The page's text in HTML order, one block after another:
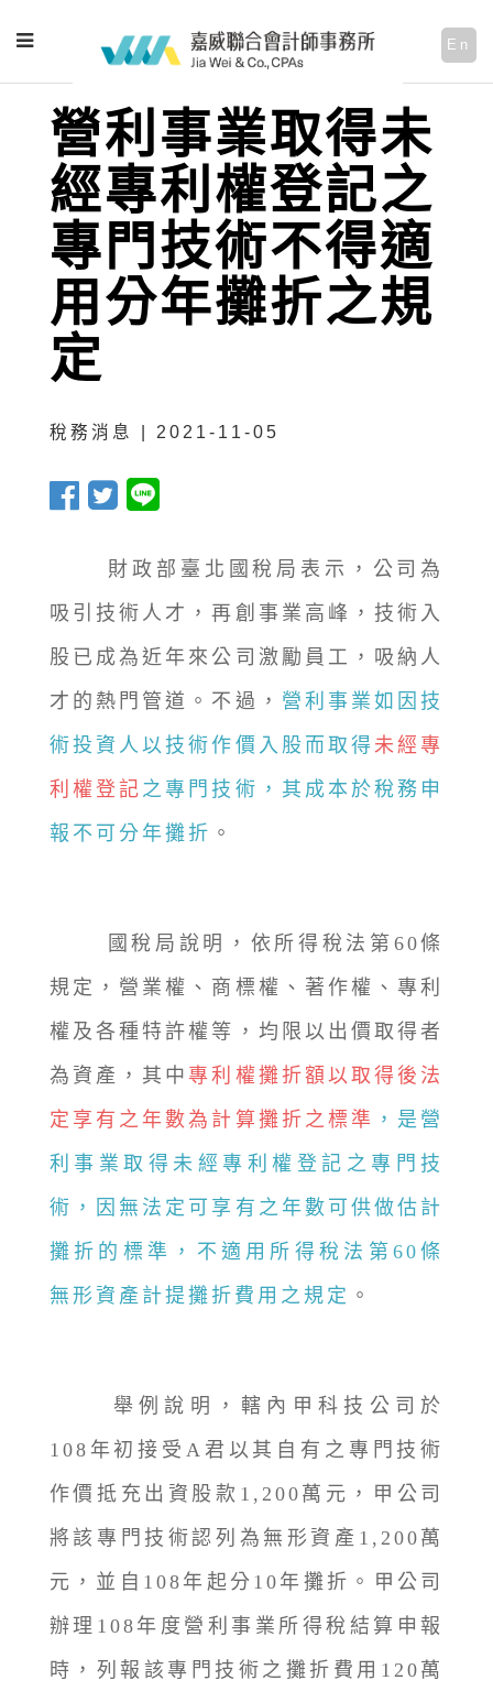
En
營利事業取得未
經專利權登記之
專門技術不得適
用分年攤折之規
定
稅務消息 | 2021-11-05
財政部臺北國稅局表示，公司為
吸引技術人才，再創事業高峰，技術入
股已成為近年來公司激勵員工，吸納人
才的熱門管道。不過， 營利事業如因技
術投資人以技術作價入股而取得 未經專
利權登記 之專門技術，其成本於稅務申
報不可分年攤折 。
國稅局說明，依所得稅法第60條
規定，營業權、商標權、著作權、專利
權及各種特許權等，均限以出價取得者
為資產，其中專利權攤折額以取得後法
定享有之年數為計算攤折之標準 ，是營
利事業取得未經專利權登記之專門技
術，因無法定可享有之年數可供做估計
攤折的標準，不適用所得稅法第60條
無形資產計提攤折費用之規定 。
舉例說明，轄內甲科技公司於
108年初接受A君以其自有之專門技術
作價抵充出資股款1,200萬元，甲公司
將該專門技術認列為無形資產1,200萬
元，並自108年起分10年攤折。甲公司
辦理108年度營利事業所得稅結算申報
時，列報該專門技術之攤折費用120萬